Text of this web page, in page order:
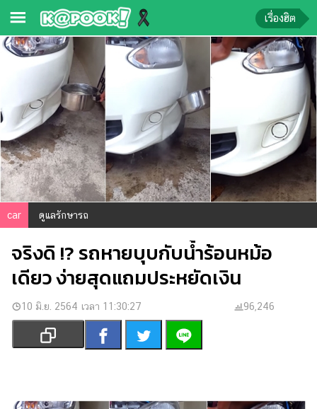
ข่าว-
ความ
รู้
ข่าว
ข่าว
บันเทิง
ตรวจ
หวย
ผล
บอล
สด
การ
เงิน
การ
บันเทิง
เรื่องฮิต
car ดูแลรักษารถ
จริงดิ !? รถหายบุบกับน้ำร้อนหม้อ
เดียว ง่ายสุดแถมประหยัดเงิน
10 มิ.ย. 2564 เวลา 11:30:27 96,246